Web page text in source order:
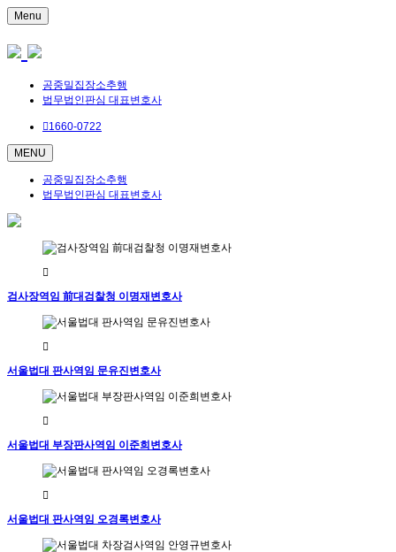
Menu
공중밀집장소추행
법무법인판심 대표변호사
1660-0722
MENU
공중밀집장소추행
법무법인판심 대표변호사
검사장역임 前대검찰청 이명재변호사
서울법대 판사역임 문유진변호사
서울법대 부장판사역임 이준희변호사
서울법대 판사역임 오경록변호사